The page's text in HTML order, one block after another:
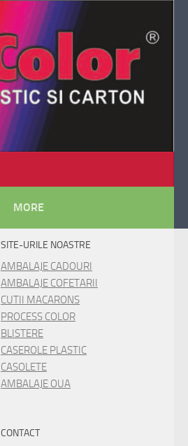
MORE
SITE-URILE NOASTRE
AMBALAJE CADOURI
AMBALAJE COFETARII
CUTII MACARONS
PROCESS COLOR
BLISTERE
CASEROLE PLASTIC
CASOLETE
AMBALAJE OUA
CONTACT